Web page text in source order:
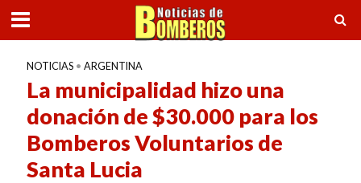
NOTICIAS • ARGENTINA
La municipalidad hizo una
donación de $30.000 para los
Bomberos Voluntarios de
Santa Lucia